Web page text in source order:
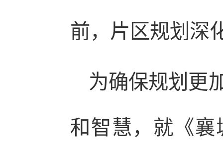
前，片区规划深
为确保规划更
和智慧，就《